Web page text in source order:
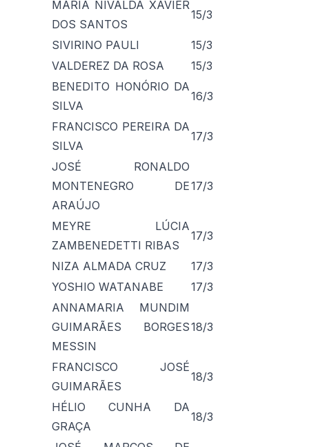
MARIA NIVALDA XAVIER
DOS SANTOS
15/3
SIVIRINO PAULI
15/3
VALDEREZ DA ROSA
15/3
BENEDITO HONÓRIO DA
SILVA
16/3
FRANCISCO PEREIRA DA
SILVA
17/3
JOSÉ RONALDO
MONTENEGRO DE
ARAÚJO
17/3
MEYRE LÚCIA
ZAMBENEDETTI RIBAS
17/3
NIZA ALMADA CRUZ
17/3
YOSHIO WATANABE
17/3
ANNAMARIA MUNDIM
GUIMARÃES BORGES
MESSIN
18/3
FRANCISCO JOSÉ
GUIMARÃES
18/3
HÉLIO CUNHA DA
GRAÇA
18/3